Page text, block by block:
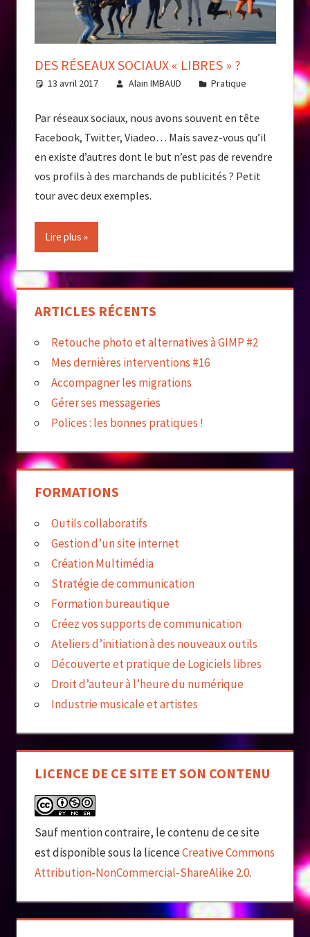
DES RÉSEAUX SOCIAUX « LIBRES » ?
13 avril 2017 Alain IMBAUD Pratique
Par réseaux sociaux, nous avons souvent en tête
Facebook, Twitter, Viadeo… Mais savez-vous qu’il
en existe d’autres dont le but n’est pas de revendre
vos profils à des marchands de publicités ? Petit
tour avec deux exemples.
Lire plus
ARTICLES RÉCENTS
Retouche photo et alternatives à GIMP #2
Mes dernières interventions #16
Accompagner les migrations
Gérer ses messageries
Polices : les bonnes pratiques !
FORMATIONS
Outils collaboratifs
Gestion d’un site internet
Création Multimédia
Stratégie de communication
Formation bureautique
Créez vos supports de communication
Ateliers d’initiation à des nouveaux outils
Découverte et pratique de Logiciels libres
Droit d’auteur à l’heure du numérique
Industrie musicale et artistes
LICENCE DE CE SITE ET SON CONTENU
Sauf mention contraire, le contenu de ce site
est disponible sous la licenceCreative Commons
Attribution-NonCommercial-ShareAlike 2.0.